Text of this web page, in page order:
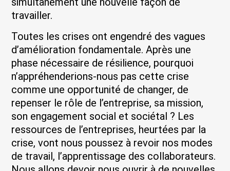
travailler.
Toutes les crises ont engendré des vagues
d’amélioration fondamentale. Après une
phase nécessaire de résilience, pourquoi
n’appréhenderions-nous pas cette crise
comme une opportunité de changer, de
repenser le rôle de l’entreprise, sa mission,
son engagement social et sociétal ? Les
ressources de l’entreprises, heurtées par la
crise, vont nous poussez à revoir nos modes
de travail, l’apprentissage des collaborateurs.